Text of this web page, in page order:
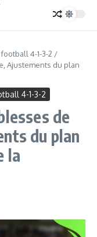
4-1-3-2 /
Ajustements du plan
4-1-3-2
de
du plan
la